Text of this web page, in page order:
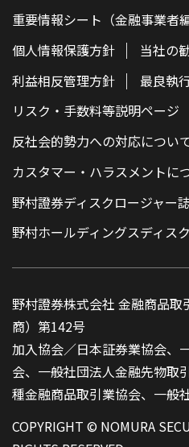
重要情報シート（金融事業者編
個人情報保護方針
当社の
利益相反管理方針
最良執
リスク・手数料等説明ページ
反社会的勢力への対応につい
カスタマー・ハラスメントに
野村證券ディスクロージャー
野村ホールディングスディス
野村證券株式会社 金融商品取
商）第142号
加入協会／日本証券業協会、
会、一般社団法人金融先物取
種金融商品取引業協会、一般
COPYRIGHT © NOMURA